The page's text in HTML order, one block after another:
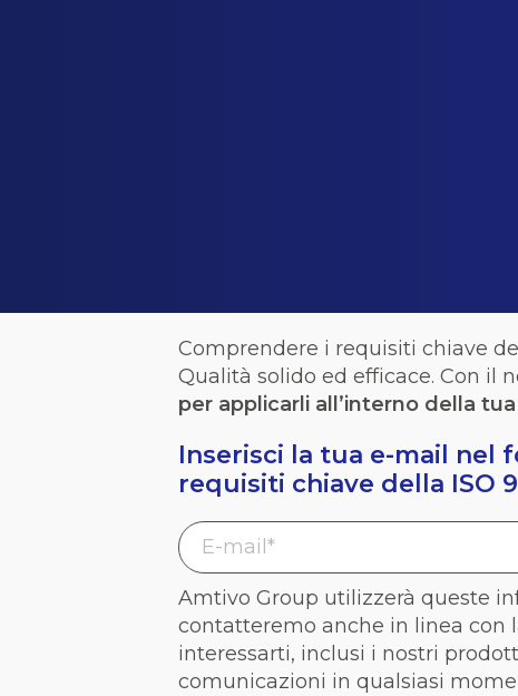
Comprendere i requisiti chiave
Qualità solido ed efficace. Con il
per applicarli all’interno della
Inserisci la tua e-mail
requisiti chiave della ISO
Amtivo Group utilizzerà queste
contatteremo anche in linea con
interessarti, inclusi i nostri
comunicazioni in qualsiasi